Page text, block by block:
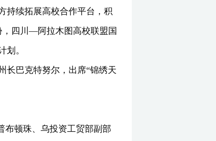
持续拓展高校合作平台，积
，四川—阿拉木图高校联盟国
划。
长巴克特努尔，出席“锦绣天
布顿珠、乌投资工贸部副部